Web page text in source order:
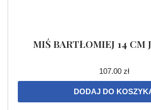
MIŚ BARTŁOMIEJ 14 CM
107.00 zł
DODAJ DO